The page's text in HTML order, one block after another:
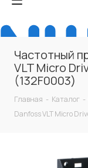
Частотный
VLT Micro
(132F0003)
Главная - Каталог -
Danfoss VLT Micro